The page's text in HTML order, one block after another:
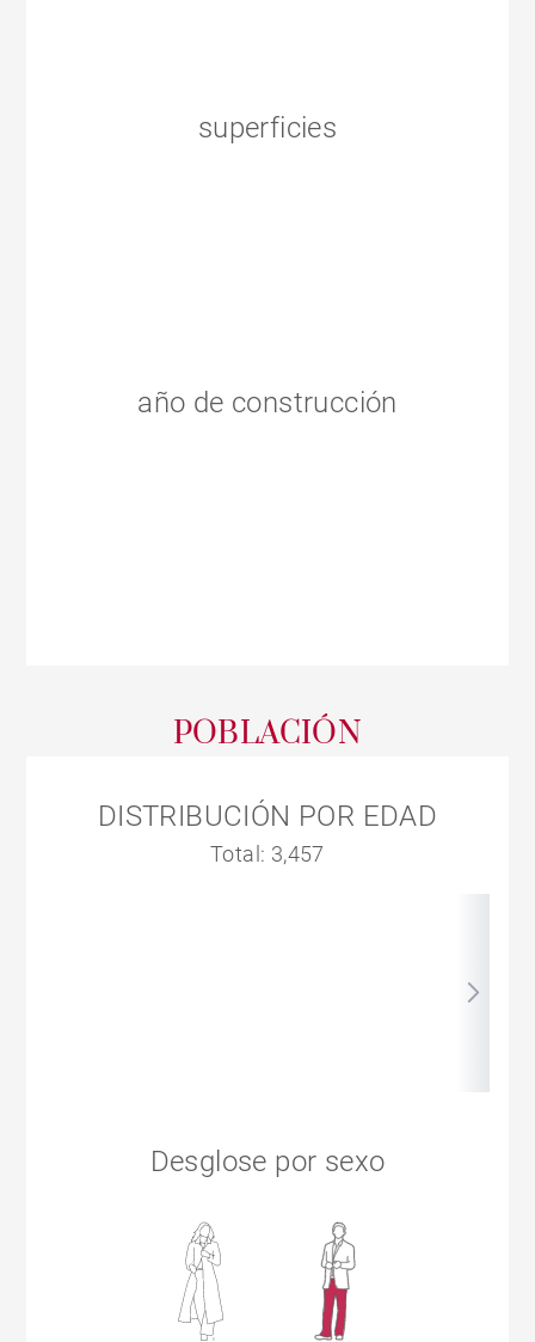
superficies
año de construcción
POBLACIÓN
DISTRIBUCIÓN POR EDAD
Total: 3,457
Desglose por sexo